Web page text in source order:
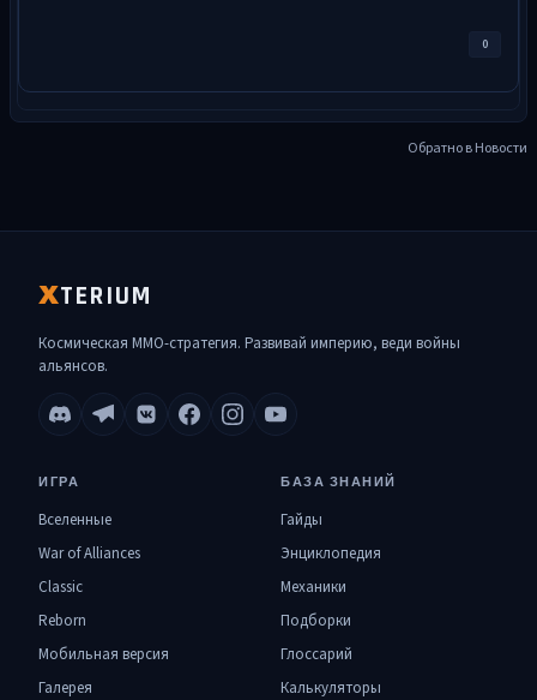
0
Обратно в Новости
XTERIUM
Космическая MMO-стратегия. Развивай империю, веди войны
альянсов.
ИГРА
Вселенные
War of Alliances
Classic
Reborn
Мобильная версия
Галерея
БАЗА ЗНАНИЙ
Гайды
Энциклопедия
Механики
Подборки
Глоссарий
Калькуляторы